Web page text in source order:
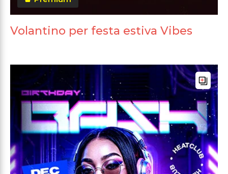
Volantino per festa estiva Vibes